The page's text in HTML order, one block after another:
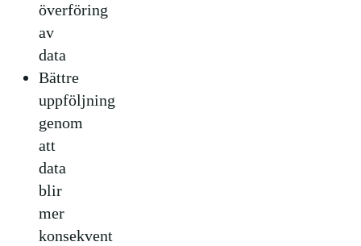
överföring
av
data
Bättre
uppföljning
genom
att
data
blir
mer
konsekvent